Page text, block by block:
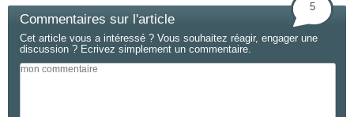
Commentaires sur l'article
5
Cet article vous a intéressé ? Vous souhaitez réagir, engager une
discussion ? Ecrivez simplement un commentaire.